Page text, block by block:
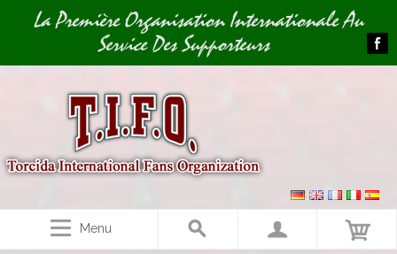
Image 01La Première Organisation Internationale Au
Service Des Supporteurs
Menu